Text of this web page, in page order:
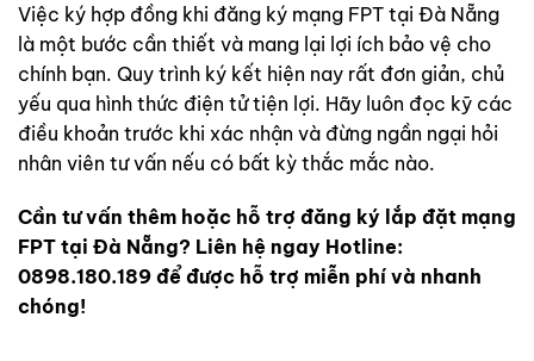
Việc ký hợp đồng khi đăng ký mạng FPT tại Đà Nẵng
là một bước cần thiết và mang lại lợi ích bảo vệ cho
chính bạn. Quy trình ký kết hiện nay rất đơn giản, chủ
yếu qua hình thức điện tử tiện lợi. Hãy luôn đọc kỹ các
điều khoản trước khi xác nhận và đừng ngần ngại hỏi
nhân viên tư vấn nếu có bất kỳ thắc mắc nào.
Cần tư vấn thêm hoặc hỗ trợ đăng ký lắp đặt mạng
FPT tại Đà Nẵng? Liên hệ ngay Hotline:
0898.180.189 để được hỗ trợ miễn phí và nhanh
chóng!